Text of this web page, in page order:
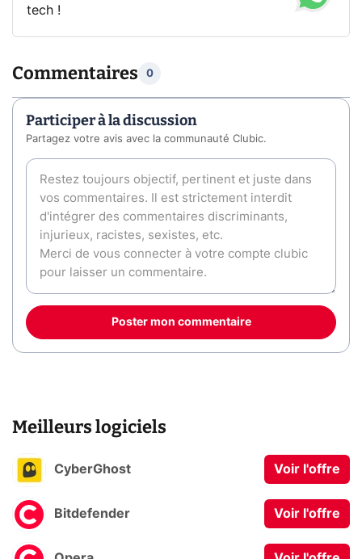
tech !
Commentaires 0
Participer à la discussion
Partagez votre avis avec la communauté Clubic.
Poster mon commentaire
Meilleurs logiciels
CyberGhost Voir l'offre
Bitdefender Voir l'offre